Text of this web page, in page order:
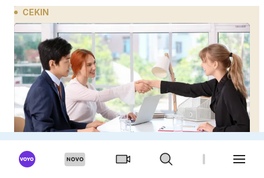
CEKIN
Zakaj nekateri mladi napredujejo dvakrat hitreje
od svojih vrstnikov?